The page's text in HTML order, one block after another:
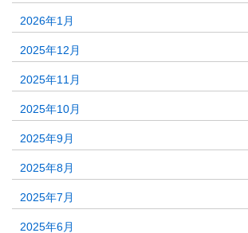
2026年1月
2025年12月
2025年11月
2025年10月
2025年9月
2025年8月
2025年7月
2025年6月